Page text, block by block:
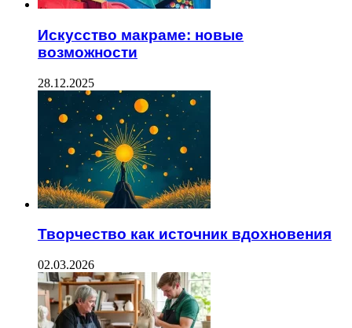
Искусство макраме: новые
возможности
28.12.2025
Творчество как источник вдохновения
02.03.2026